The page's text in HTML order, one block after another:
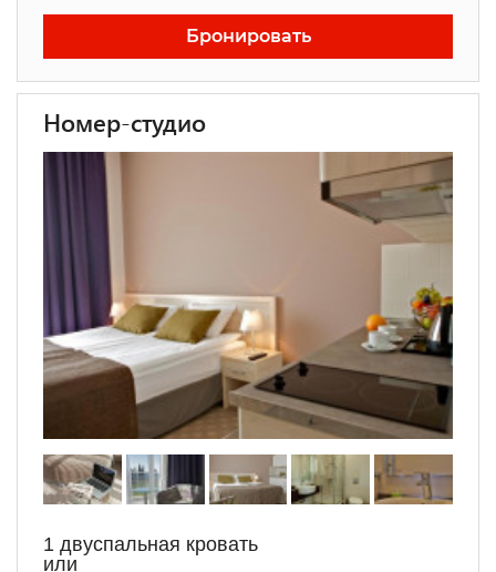
Бронировать
Номер-студио
1 двуспальная кровать
или